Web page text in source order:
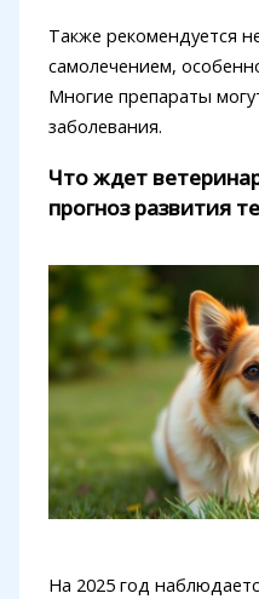
Также рекомендуется
самолечением,
Многие препараты
заболевания.
Что ждет
прогноз развития
На 2025 год